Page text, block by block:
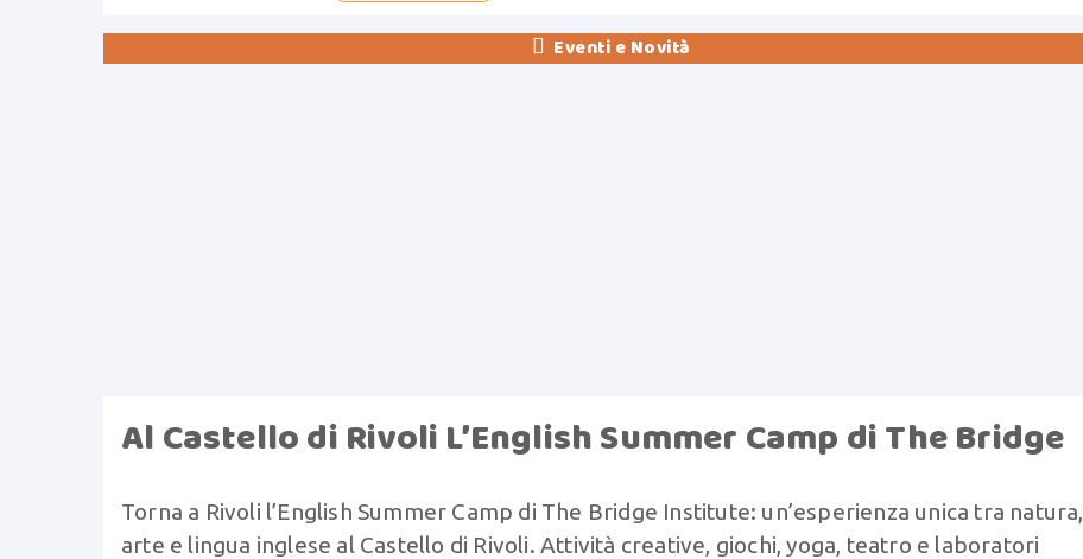
 Eventi e Novità
Al Castello di Rivoli L’English Summer Camp di The Bridge
Torna a Rivoli l’English Summer Camp di The Bridge Institute: un’esperienza unica tra natura,
arte e lingua inglese al Castello di Rivoli. Attività creative, giochi, yoga, teatro e laboratori